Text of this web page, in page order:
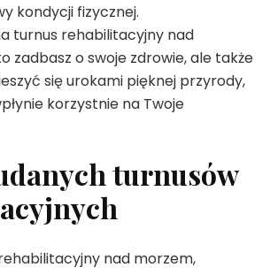
kondycji fizycznej.
turnus rehabilitacyjny nad
zadbasz o swoje zdrowie, ale także
się urokami pięknej przyrody,
korzystnie na Twoje
turnusów
nad morzem,